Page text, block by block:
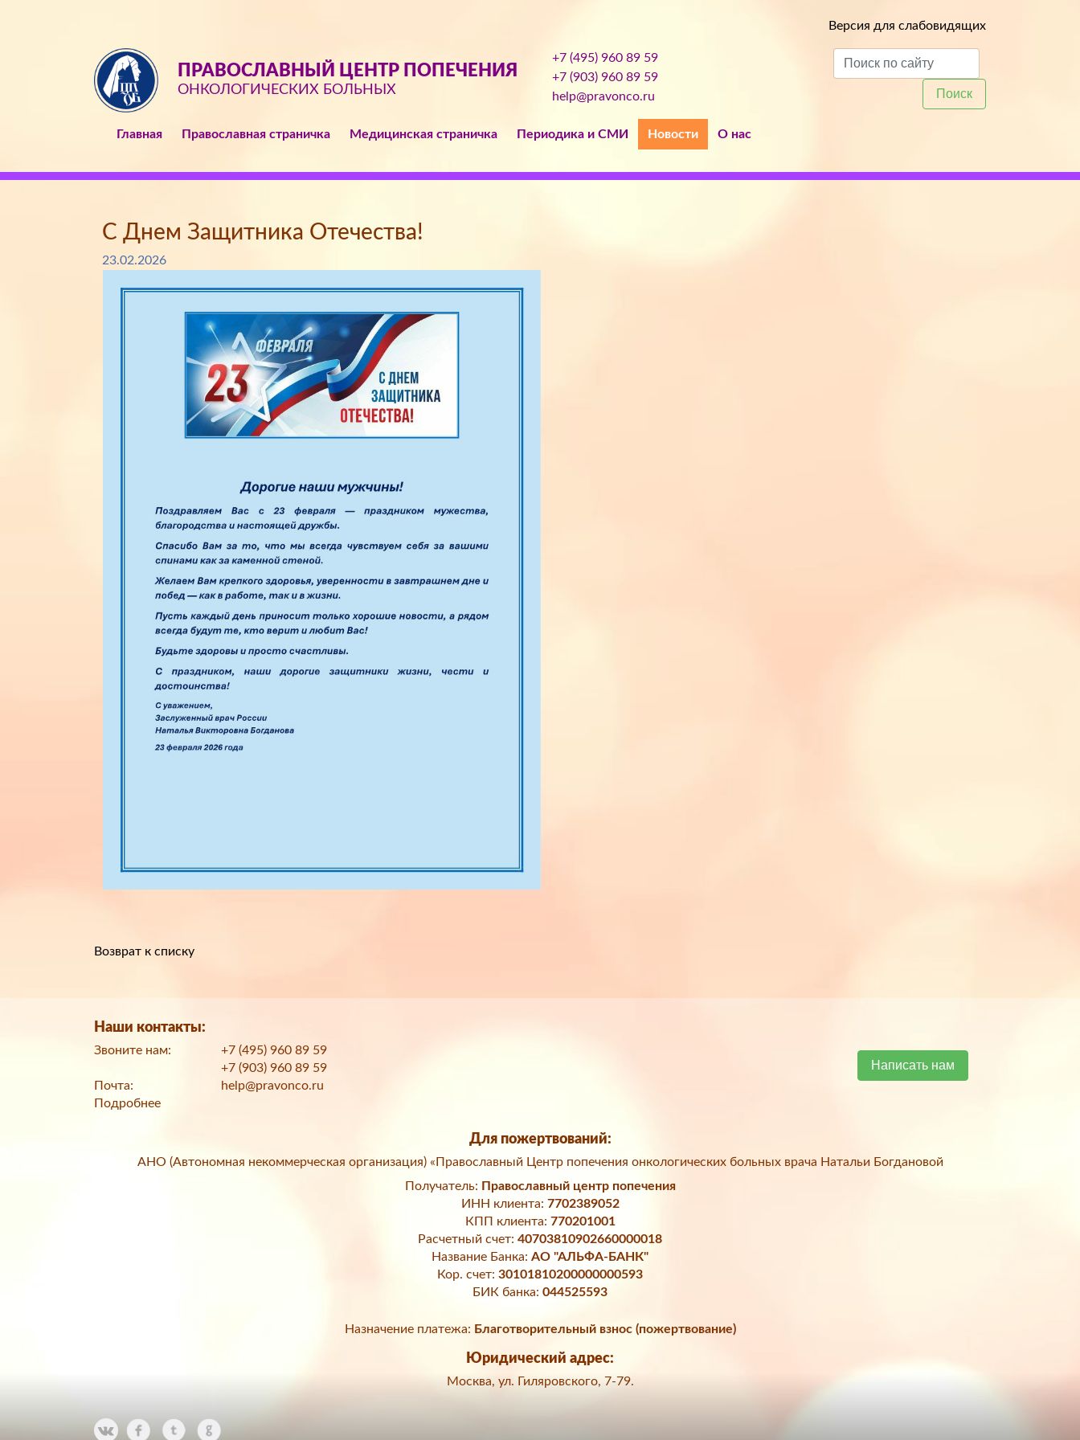
Версия для слабовидящих
ПРАВОСЛАВНЫЙ ЦЕНТР ПОПЕЧЕНИЯ
ОНКОЛОГИЧЕСКИХ БОЛЬНЫХ
+7 (495) 960 89 59
+7 (903) 960 89 59
help@pravonco.ru
Поиск
Главная Православная страничка Медицинская страничка Периодика и СМИ Новости О нас
С Днем Защитника Отечества!
23.02.2026
Возврат к списку
Наши контакты:
Звоните нам:
+7 (495) 960 89 59
+7 (903) 960 89 59
Почта:
help@pravonco.ru
Подробнее
Написать нам
Для пожертвований:
АНО (Автономная некоммерческая организация) «Православный Центр попечения онкологических больных врача Натальи Богдановой
Получатель: Православный центр попечения
ИНН клиента: 7702389052
КПП клиента: 770201001
Расчетный счет: 40703810902660000018
Название Банка: АО "АЛЬФА-БАНК"
Кор. счет: 30101810200000000593
БИК банка: 044525593
Назначение платежа: Благотворительный взнос (пожертвование)
Юридический адрес:
Москва, ул. Гиляровского, 7-79.